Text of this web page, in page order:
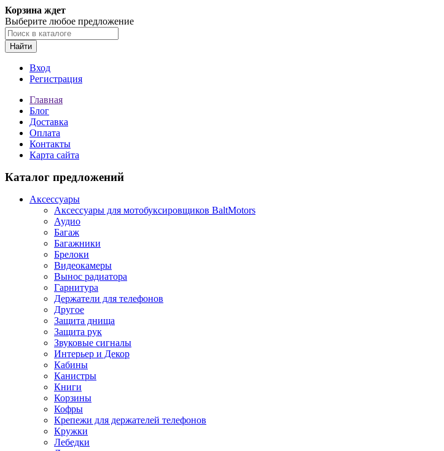
Корзина ждет
Выберите любое предложение
Найти
Вход
Регистрация
Главная
Блог
Доставка
Оплата
Контакты
Карта сайта
Каталог предложений
Аксессуары
Аксессуары для мотобуксировщиков BaltMotors
Аудио
Багаж
Багажники
Брелоки
Видеокамеры
Вынос радиатора
Гарнитура
Держатели для телефонов
Другое
Защита днища
Защита рук
Звуковые сигналы
Интерьер и Декор
Кабины
Канистры
Книги
Корзины
Кофры
Крепежи для держателей телефонов
Кружки
Лебедки